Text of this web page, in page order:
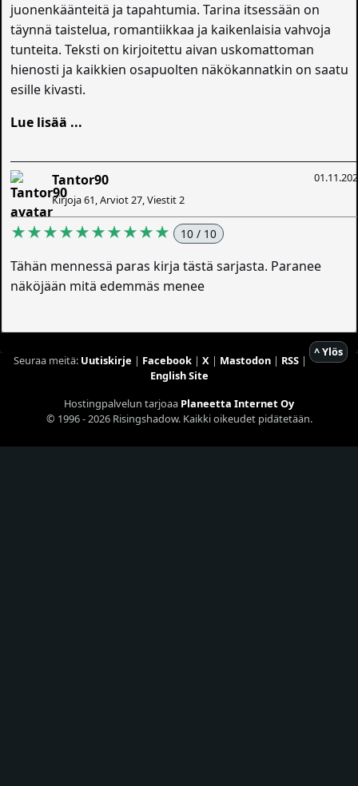
juonenkäänteitä ja tapahtumia. Tarina itsessään on
täynnä taistelua, romantiikkaa ja kaikenlaisia vahvoja
tunteita. Teksti on kirjoitettu aivan uskomattoman
hienosti ja kaikkien osapuolten näkökannatkin on saatu
esille kivasti.
Lue lisää ...
Tantor90
Kirjoja 61, Arviot 27, Viestit 2
★★★★★★★★★★ 10 / 10
Tähän mennessä paras kirja tästä sarjasta. Paranee
näköjään mitä edemmäs menee
^ Ylös
Seuraa meitä: Uutiskirje | Facebook| X| Mastodon| RSS|
English Site
Hostingpalvelun tarjoaa Planeetta Internet Oy
© 1996 - 2026 Risingshadow. Kaikki oikeudet pidätetään.